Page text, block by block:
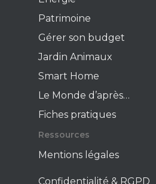
Patrimoine
Gérer son budget
Jardin Animaux
Smart Home
Le Monde d’après…
Fiches pratiques
Ressources
Mentions légales
Confidentialité & RGPD